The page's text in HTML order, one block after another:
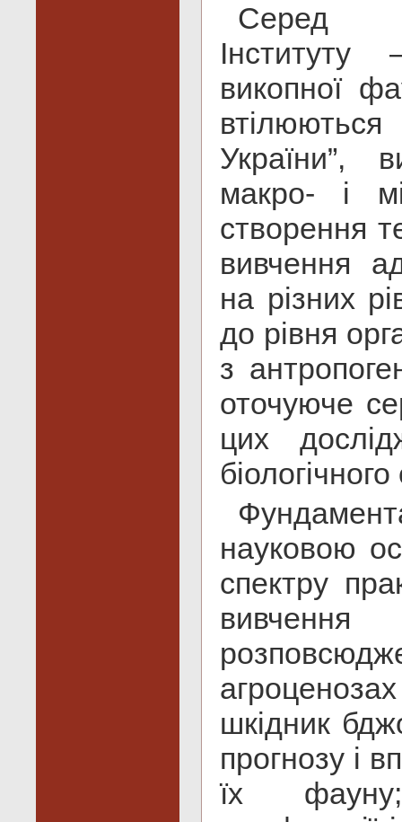
Серед
викопної
України”,
макро- і
створення
вивчення
на різних
до рівня
з
оточуюче
цих
науковою
спектру
шкідник
прогнозу і
їх